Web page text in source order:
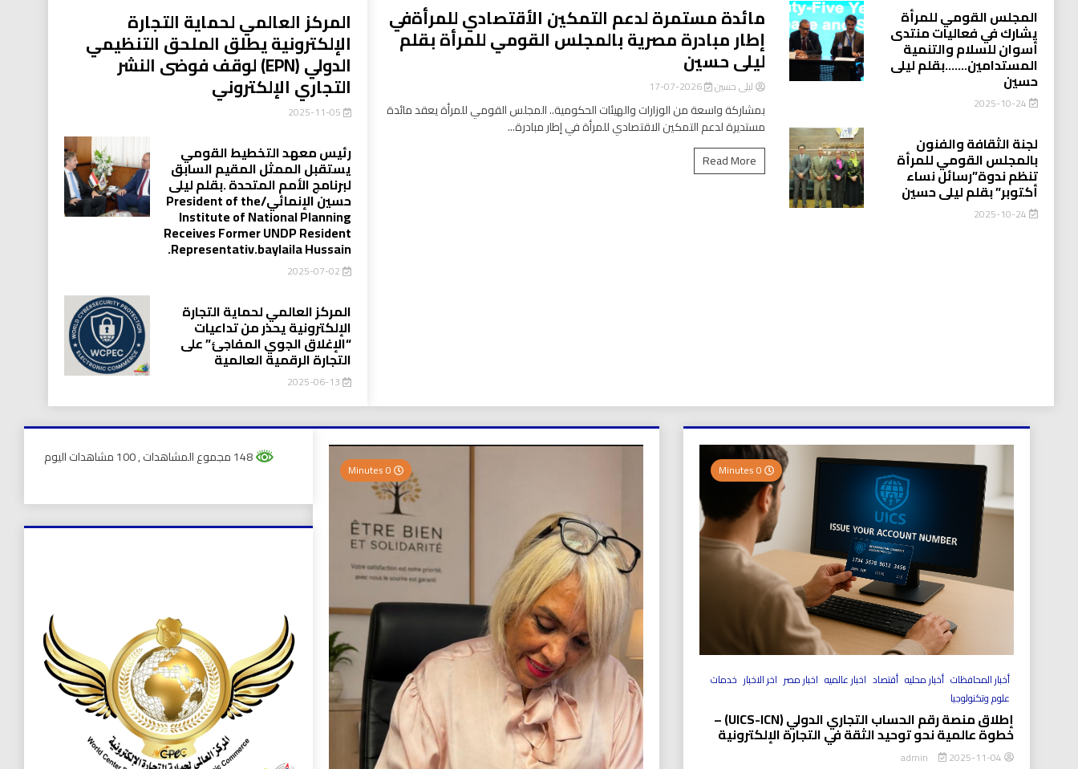
مائدة مستمرة لدعم التمكين الأقتصادي للمرأةفي
إطار مبادرة مصرية بالمجلس القومي للمرأة بقلم
ليلى حسين
ليلى حسين 2026-07-17
بمشاركة واسعة من الوزارات والهيئات الحكومية.. المجلس القومي للمرأة يعقد مائدة
مستديرة لدعم التمكين الاقتصادي للمرأة في إطار مبادرة...
Read More
المجلس القومي للمرأة
يشارك في فعاليات منتدى
أسوان للسلام والتنمية
المستدامين…….بقلم ليلى
حسين
2025-10-24
لجنة الثقافة والفنون
بالمجلس القومي للمرأة
تنظم ندوة”رسائل نساء
أكتوبر” بقلم ليلى حسين
2025-10-24
المركز العالمي لحماية التجارة
الإلكترونية يطلق الملحق التنظيمي
الدولي (EPN) لوقف فوضى النشر
التجاري الإلكتروني
رئيس معهد التخطيط القومي
يستقبل الممثل المقيم السابق
لبرنامج الأمم المتحدة .بقلم ليلى
حسين الإنمائي/President of the
Institute of National Planning
Receives Former UNDP Resident
.Representativ.baylaila Hussain
2025-07-02
المركز العالمي لحماية التجارة
الإلكترونية يحذر من تداعيات
“الإغلاق الجوي المفاجئ” على
التجارة الرقمية العالمية
2025-06-13
أخبار المحافظات أخبار محليه أقتصاد اخبار عالميه اخبار مصر اخر الاخبار خدمات
علوم وتكنولوجيا
إطلاق منصة رقم الحساب التجاري الدولي (UICS-ICN) –
خطوة عالمية نحو توحيد الثقة في التجارة الإلكترونية
2025-11-04
, 100 مشاهدات اليوم